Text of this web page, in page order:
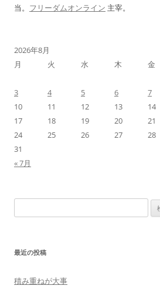
当。 フリーダムオンライン 主宰。
2026年8月
月
火 水 木 金
3
4 5 6 7
10
11 12 13 14
17
18 19 20 21
24
25 26 27 28
31
« 7月
索:
最近の投稿
積み重ねが大事